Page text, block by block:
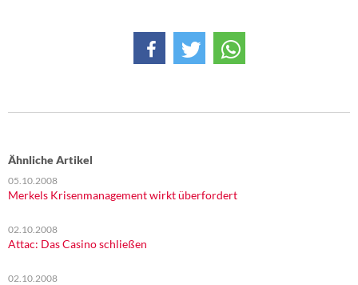
Ähnliche Artikel
05.10.2008
Merkels Krisenmanagement wirkt überfordert
02.10.2008
Attac: Das Casino schließen
02.10.2008